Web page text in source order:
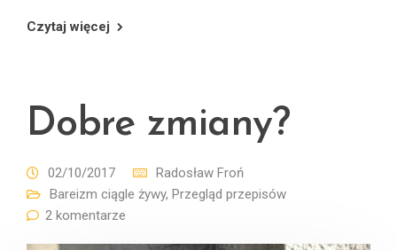
Czytaj więcej
Dobre zmiany?
02/10/2017
Radosław Froń
Bareizm ciągle żywy, Przegląd przepisów
2 komentarze